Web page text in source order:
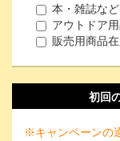
本・雑誌など
アウトドア
販売用商品
初回
※キャンペーンの